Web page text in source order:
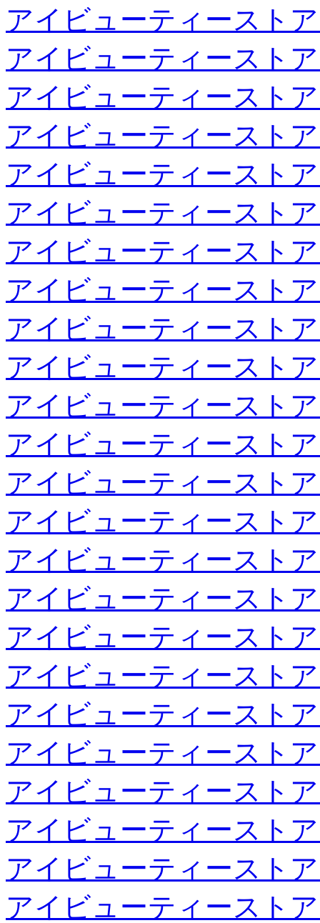
アイビューティースト
アイビューティースト
アイビューティースト
アイビューティースト
アイビューティースト
アイビューティースト
アイビューティースト
アイビューティースト
アイビューティースト
アイビューティースト
アイビューティースト
アイビューティースト
アイビューティースト
アイビューティースト
アイビューティースト
アイビューティースト
アイビューティースト
アイビューティースト
アイビューティースト
アイビューティースト
アイビューティースト
アイビューティースト
アイビューティースト
アイビューティースト